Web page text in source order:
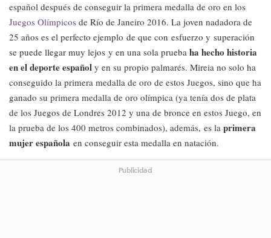
español después de conseguir la primera medalla de oro en los
Juegos Olímpicos de Río de Janeiro 2016. La joven nadadora de
25 años es el perfecto ejemplo de que con esfuerzo y superación
se puede llegar muy lejos y en una sola prueba ha hecho historia
en el deporte español y en su propio palmarés. Mireia no solo ha
conseguido la primera medalla de oro de estos Juegos, sino que ha
ganado su primera medalla de oro olímpica (ya tenía dos de plata
de los Juegos de Londres 2012 y una de bronce en estos Juego, en
la prueba de los 400 metros combinados), además, es la primera
mujer española en conseguir esta medalla en natación.
Publicidad